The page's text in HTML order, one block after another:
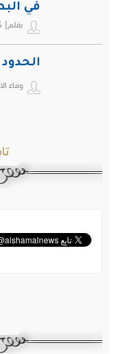
في
بقلم|
الحدود
وفاء